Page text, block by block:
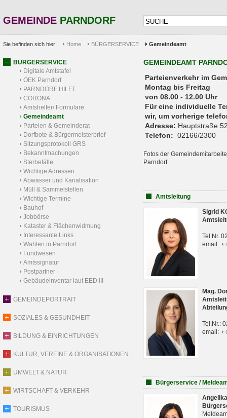
GEMEINDE PARNDORF
Sie befinden sich hier: Home BÜRGERSERVICE Gemeindeamt
BÜRGERSERVICE
Digitale Amtstafel
ÖEK Parndorf
PARNDORF HILFT
CORONA
Amtshelfer/ Formulare
Gemeindeamt
Parteien & Gemeinderat
Dorfbote & Bürgermeisterbrief
Sitzungsprotokoll GRS
Bekanntmachungen
Sterbefälle
Wichtige Adressen
Abwasser und Kanalisation
Müll & Sammelstellen
Wichtige Termine
Bauhof
Jobbörse
Kataster & Flächenwidmung
Interessante Links
Wahlen in Parndorf
Fundwesen
Amtssignatur
Postpartner
Gebäudeinventar laut EED III
GEMEINDEPORTRAIT
SOZIALES & GESUNDHEIT
BILDUNG & EINRICHTUNGEN
KULTUR, VEREINE & ORGANISATIONEN
UMWELT & NATUR
WIRTSCHAFT & VERKEHR
TOURISMUS
GEMEINDEAMT
Parteienverkehr
Montag bis Freitag
von 08.00 - 12.00 Uhr
Für eine individuelle
wir, um vorherige
Adresse: Hauptstraße
Telefon: 02166/2300
Fotos der
Parndorf.
Amtsleitung
Sigrid
Tel.Nr.
email:
Mag.
Tel.Nr.:
email:
Bürgerservice /